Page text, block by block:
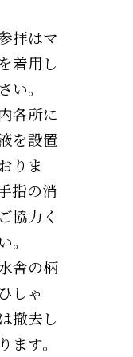
拝はマ
着用し
い。
各所に
を設置
りま
指の消
協力く
。
舎の柄
しゃ
撤去し
ます。